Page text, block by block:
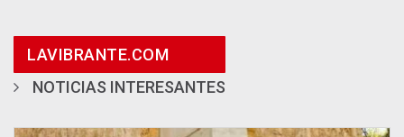
LAVIBRANTE.COM
NOTICIAS INTERESANTES